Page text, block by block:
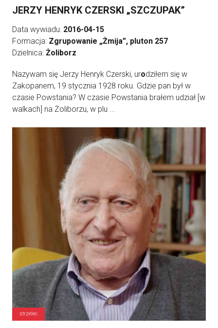
JERZY HENRYK CZERSKI „SZCZUPAK”
Data wywiadu: 2016-04-15
Formacja: Zgrupowanie „Żmija”, pluton 257
Dzielnica: Żoliborz
Nazywam się Jerzy Henryk Czerski, urodziłem się w
Zakopanem, 19 stycznia 1928 roku. Gdzie pan był w
czasie Powstania? W czasie Powstania brałem udział [w
walkach] na Żoliborzu, w plu ...
strzelec